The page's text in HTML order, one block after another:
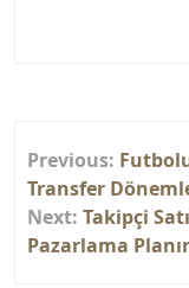
gezinmesi
Previous:
Transfer
Next: Takipçi
Pazarlama